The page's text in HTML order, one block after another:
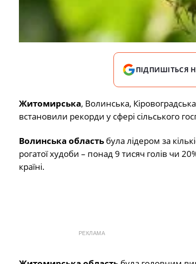
ПІДПИШІТЬСЯ
Житомирська, Волинська,
встановили рекорди у сфері сільського
Волинська областьбула лідером за
рогатої худоби – понад 9 тисяч голів чи
країні.
РЕКЛАМА